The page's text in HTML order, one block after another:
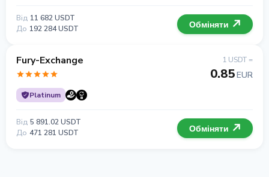
Від 11 682 USDT
До 192 284 USDT Обміняти
Fury-Exchange
Platinum
1 USDT =
0.85EUR
Від 5 891.02 USDT
До 471 281 USDT Обміняти